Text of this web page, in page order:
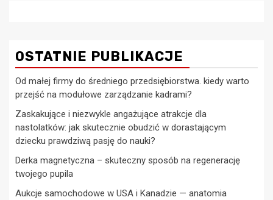
OSTATNIE PUBLIKACJE
Od małej firmy do średniego przedsiębiorstwa. kiedy warto
przejść na modułowe zarządzanie kadrami?
Zaskakujące i niezwykle angażujące atrakcje dla
nastolatków: jak skutecznie obudzić w dorastającym
dziecku prawdziwą pasję do nauki?
Derka magnetyczna – skuteczny sposób na regenerację
twojego pupila
Aukcje samochodowe w USA i Kanadzie — anatomia